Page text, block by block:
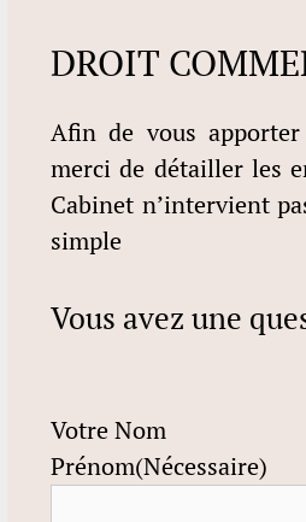
DROIT
Afin de vous
merci de détailler les
Cabinet n’intervient
simple
Vous avez une
Votre Nom
Prénom(Nécessaire)